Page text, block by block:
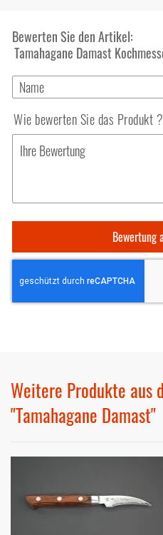
Bewerten Sie den Artikel:
Tamahagane Damast
Wie bewerten Sie das Produkt ?
Bewertung
Weitere Produkte aus
"Tamahagane Damast"